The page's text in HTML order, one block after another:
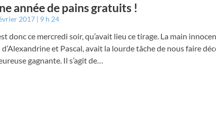
année de pains gratuits !
2017 9 h 24
donc ce mercredi soir, qu’avait lieu ce tirage. La main
d’Alexandrine et Pascal, avait la lourde tâche de nous faire
gagnante. Il s’agit de…